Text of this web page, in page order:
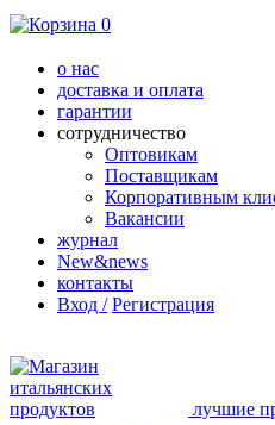
0
о нас
доставка и оплата
гарантии
сотрудничество
Оптовикам
Поставщикам
Корпоративным
Вакансии
журнал
New&news
контакты
Вход / Регистрация
лучшие